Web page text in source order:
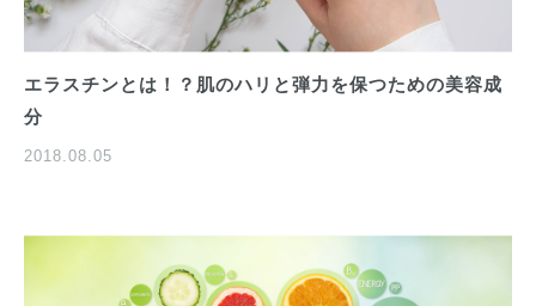
エラスチンとは！？肌のハリと弾力を保つための美容成
分
2018.08.05